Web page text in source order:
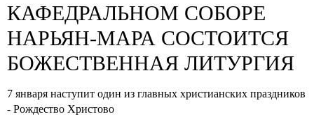
КАФЕДРАЛЬНОМ СОБОРЕ
НАРЬЯН-МАРА СОСТОИТСЯ
БОЖЕСТВЕННАЯ ЛИТУРГИЯ
7 января наступит один из главных христианских праздников
- Рождество Христово